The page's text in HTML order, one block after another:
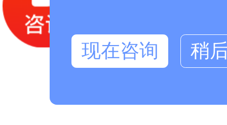
现在咨询 稍